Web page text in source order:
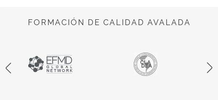
FORMACIÓN DE CALIDAD AVALADA